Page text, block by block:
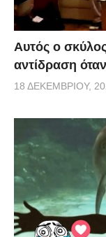
Αυτός ο σκύλος
αντίδραση
18 ΔΕΚΕΜΒΡΊΟΥ,